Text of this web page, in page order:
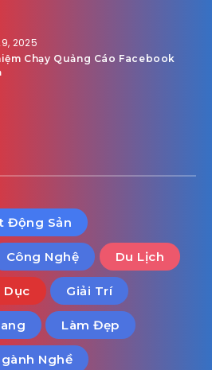
2025
Chạy Quảng Cáo Facebook
Động Sản
Công Nghệ Du Lịch
Dục Giải Trí
Làm Đẹp
Nghề